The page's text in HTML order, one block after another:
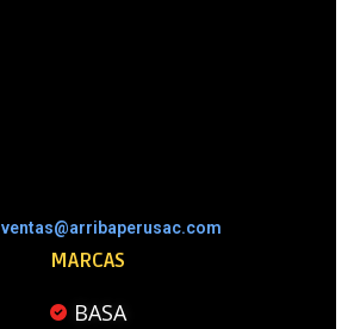
ventas@arribaperusac.com
MARCAS
BASA